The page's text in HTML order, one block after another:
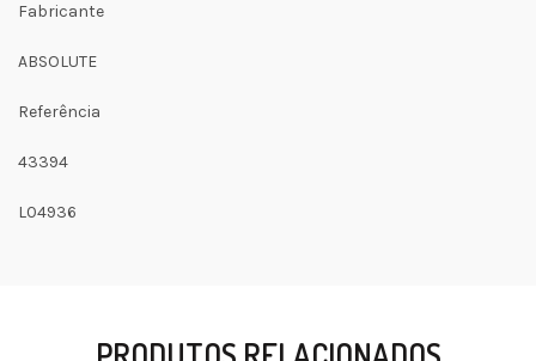
Fabricante
ABSOLUTE
Referência
43394
L04936